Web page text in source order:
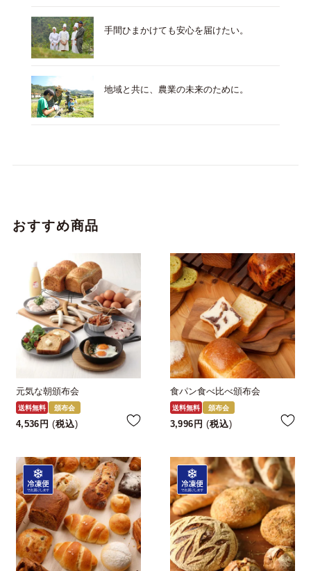
手間ひまかけても安心を届けたい。
地域と共に、農業の未来のために。
おすすめ商品
元気な朝頒布会
送料無料 頒布会
4,536 税込
食パン食べ比べ頒布会
送料無料 頒布会
3,996 税込